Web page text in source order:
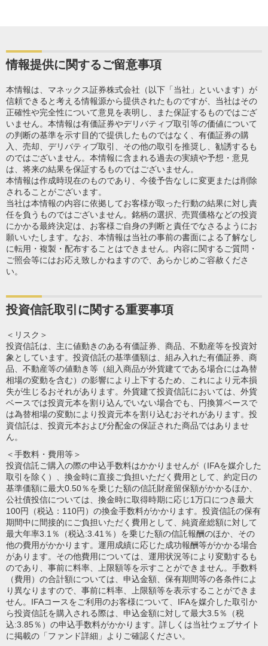
情報提供に関するご留意事項
本情報は、マネックス証券株式会社（以下「当社」といいます）が
信頼できると考える情報源から提供されたものですが、当社はその
正確性や完全性について意見を表明し、また保証するものではござ
いません。本情報は有価証券やデリバティブ取引等の価値について
の判断の基準を示す目的で提供したものではなく、有価証券の購
入、売却、デリバティブ取引、その他の取引を推奨し、勧誘するも
のではございません。本情報に含まれる過去の実績や予想・意見
は、将来の結果を保証するものではございません。
本情報は作成時現在のものであり、今後予告なしに変更または削除
されることがございます。
当社は本情報の内容に依拠してお客様が取った行動の結果に対し責
任を負うものではございません。銘柄の選択、売買価格などの投資
にかかる最終決定は、お客様ご自身の判断と責任でなさるようにお
願いいたします。なお、本情報は当社の事前の書面による了解なし
に転用・複製・配布することはできません。内容に関するご質問・
ご照会等にはお応え致しかねますので、あらかじめご容赦くださ
い。
投資信託取引に関する重要事項
＜リスク＞
投資信託は、主に値動きのある有価証券、商品、不動産等を投資対
象としています。投資信託の基準価額は、組み入れた有価証券、商
品、不動産等の値動き等（組入商品が外貨建てである場合には為替
相場の変動を含む）の影響により上下するため、これにより元本損
失が生じるおそれがあります。外貨建て投資信託においては、外貨
ベースでは投資元本を割り込んでいない場合でも、円換算ベースで
は為替相場の変動により投資元本を割り込むおそれがあります。投
資信託は、投資元本および分配金の保証された商品ではありませ
ん。
＜手数料・費用等＞
投資信託ご購入の際の申込手数料はかかりませんが（IFAを媒介した
取引を除く）、換金時に直接ご負担いただく費用として、約定日の
基準価額に最大0.50％を乗じた額の信託財産留保額がかかるほか、
公社債投信については、換金時に取得時期に応じ1万口につき最大
100円（税込：110円）の換金手数料がかかります。投資信託の保有
期間中に間接的にご負担いただく費用として、純資産総額に対して
最大年率3.1％（税込:3.41％）を乗じた額の信託報酬のほか、その
他の費用がかかります。運用成績に応じた成功報酬等がかかる場合
があります。その他費用については、運用状況等により変動するも
のであり、事前に料率、上限額等を示すことができません。手数料
（費用）の合計額については、申込金額、保有期間等の各条件によ
り異なりますので、事前に料率、上限額等を表示することができま
せん。IFAコースをご利用のお客様について、IFAを媒介した取引か
ら投資信託を購入される際は、申込金額に対して最大3.5％（税
込:3.85％）の申込手数料がかかります。詳しくは当社ウェブサイト
に掲載の「ファンド詳細」よりご確認ください。